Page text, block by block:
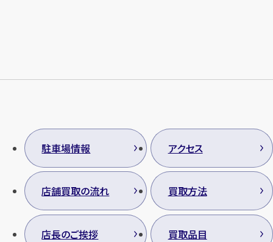
駐車場情報 アクセス
店舗買取の流れ 買取方法
店長のご挨拶 買取品目